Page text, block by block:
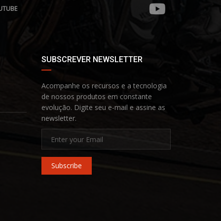
SUBSCREVER NEWSLETTER
Acompanhe os recursos e a tecnologia
de nossos produtos em constante
evolução. Digite seu e-mail e assine as
newsletter.
Subscribe